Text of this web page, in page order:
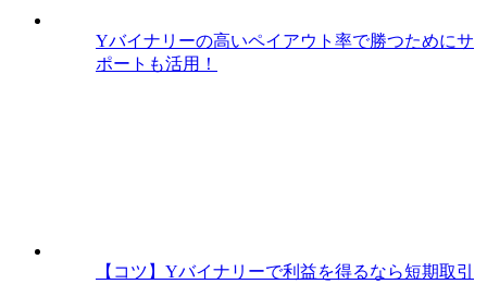
Yバイナリーの高いペイアウト率で勝つためにサ
ポートも活用！
【コツ】Yバイナリーで利益を得るなら短期取引